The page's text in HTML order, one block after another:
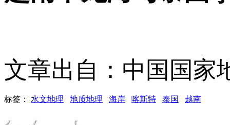
文章出自：中国国家
标签： 水文地理 地质地理 海岸 喀斯特 泰国 越南